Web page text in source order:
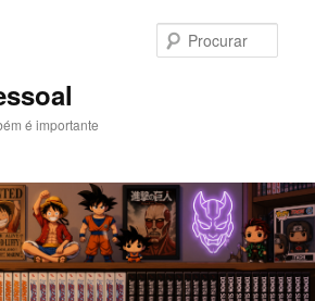
é importante